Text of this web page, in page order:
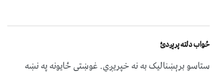
ځواب دلته پرېږدئ
ستاسو برېښناليک به نه خپريږي.غوښتى ځایونه په نښه